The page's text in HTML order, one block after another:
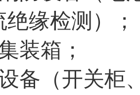
缘检测）；
装箱；
备（开关柜